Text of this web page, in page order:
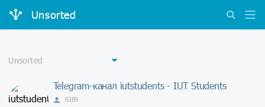
Unsorted
Telegram-канал iutstudents - IUT Students
6389